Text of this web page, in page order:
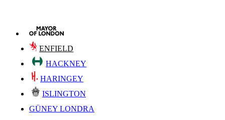
ENFIELD
HACKNEY
HARINGEY
ISLINGTON
GÜNEY LONDRA